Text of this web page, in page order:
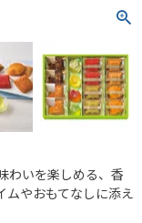
わいを楽しめる、香
ムやおもてなしに添え